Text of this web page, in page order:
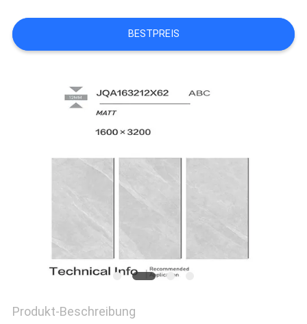
SITEMAP
BESTPREIS
Produkt-Beschreibung